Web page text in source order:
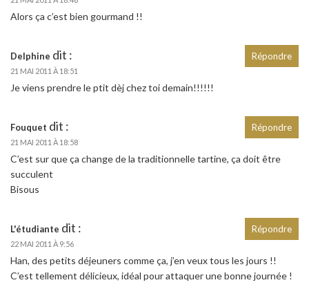
Alors ça c’est bien gourmand !!
Delphine dit :
21 MAI 2011 À 18:51
Je viens prendre le ptit dèj chez toi demain!!!!!!
Répondre
Fouquet dit :
21 MAI 2011 À 18:58
C’est sur que ça change de la traditionnelle tartine, ça doit être
succulent
Bisous
Répondre
L'étudiante dit :
22 MAI 2011 À 9:56
Han, des petits déjeuners comme ça, j’en veux tous les jours !!
C’est tellement délicieux, idéal pour attaquer une bonne journée !
Répondre